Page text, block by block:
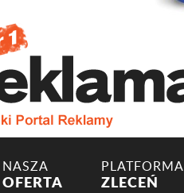
NASZA
OFERTA
PLATFORMA
ZLECEŃ